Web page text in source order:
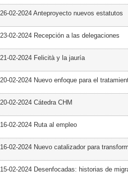
26-02-2024 Anteproyecto nuevos estatutos
23-02-2024 Recepción a las delegaciones
21-02-2024 Felicità y la jauría
20-02-2024 Nuevo enfoque para el
20-02-2024 Cátedra CHM
16-02-2024 Ruta al empleo
16-02-2024 Nuevo catalizador para
15-02-2024 Desenfocadas: historias de